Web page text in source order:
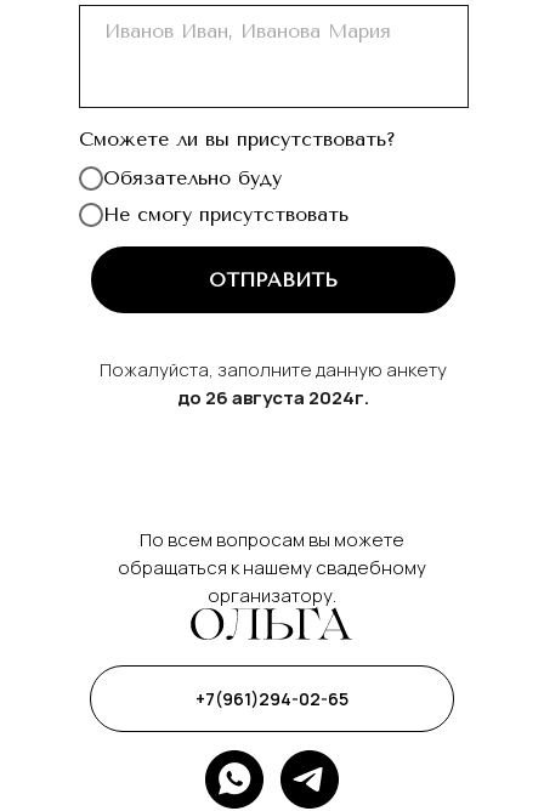
Сможете ли вы присутствовать?
Обязательно буду
Не смогу присутствовать
ОТПРАВИТЬ
Пожалуйста, заполните данную анкету
до 26 августа 2024г.
По всем вопросам вы можете
обращаться к нашему свадебному
организатору.
+7(961)294-02-65